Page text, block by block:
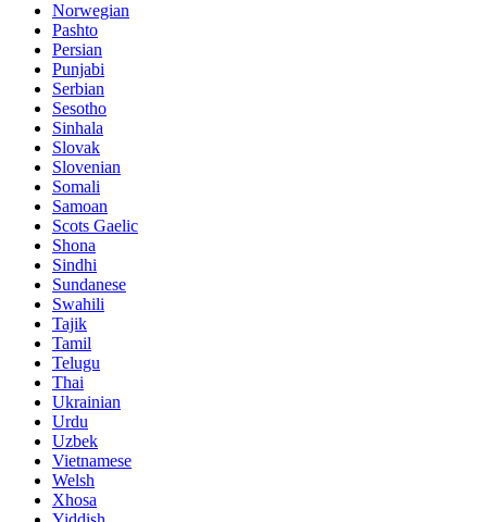
Norwegian
Pashto
Persian
Punjabi
Serbian
Sesotho
Sinhala
Slovak
Slovenian
Somali
Samoan
Scots Gaelic
Shona
Sindhi
Sundanese
Swahili
Tajik
Tamil
Telugu
Thai
Ukrainian
Urdu
Uzbek
Vietnamese
Welsh
Xhosa